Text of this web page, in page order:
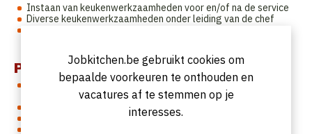
Instaan van keukenwerkzaamheden voor en/of na de service
Diverse keukenwerkzaamheden onder leiding van de chef
Profiel
Hotelschool opleiding is gewenst, relevante keukenervaring
van min. 2 jaar op gastronomisch niveau is een must
Gedreven, leergierige persoon
Met kennis van de fijnere keuken
Jobkitchen.be gebruikt cookies om
bepaalde voorkeuren te onthouden en
vacatures af te stemmen op je
interesses.